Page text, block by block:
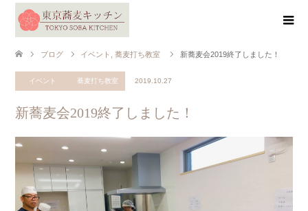
ブログ イベント 蕎麦打ち教室 新蕎麦会2019終了しました！
イベント 蕎麦打ち教室 2019.10.27
新蕎麦会2019終了しました！